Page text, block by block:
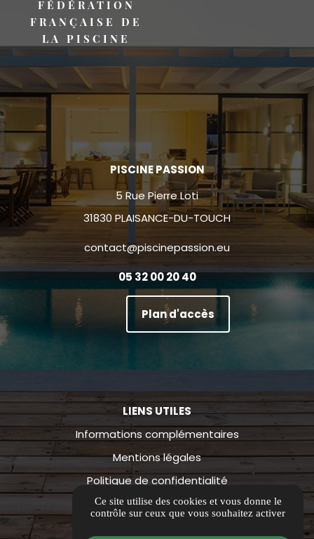
FÉDÉRATION
FRANÇAISE DE
LA PISCINE
PISCINE PASSION
5 Rue Pierre Loti
31830 PLAISANCE-DU-TOUCH
contact@piscinepassion.eu
05 32 00 20 40
Plan d'accès
LIENS UTILES
Informations complémentaires
Mentions légales
Politique de confidentialité
Guide local
Ce site utilise des cookies et vous donne le
contrôle sur ceux que vous souhaitez activer